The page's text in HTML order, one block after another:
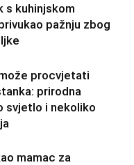
s kuhinjskom
pažnju zbog
procvjetati
prirodna
svjetlo i nekoliko
mamac za